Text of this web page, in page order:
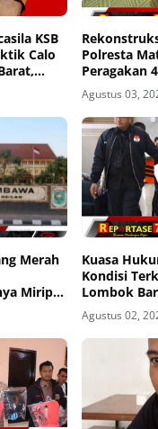
KSB
Calo
dan
Polresta
Peragakan
Kos
Agustus 03,
Merah
Mirip
Kuasa
Kondisi
Lombok
di Rutan
Kooperatif
Agustus 02,